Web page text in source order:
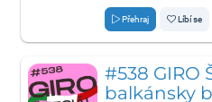
Přehraj Líbí se
#538 GIRO
balkánsky